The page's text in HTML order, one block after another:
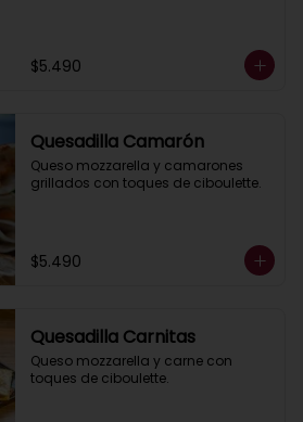
$5.490
Quesadilla Camarón
Queso mozzarella y camarones
grillados con toques de ciboulette.
$5.490
Quesadilla Carnitas
Queso mozzarella y carne con
toques de ciboulette.